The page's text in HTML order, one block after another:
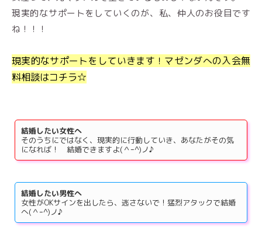
現実的なサポートをしていくのが、私、仲人のお役目です
ね！！！
現実的なサポートをしていきます！マゼンダへの入会無
料相談はコチラ☆
結婚したい女性へ
そのうちにではなく、現実的に行動していき、あなたがその気
になれば！ 結婚できますよ(＾ｰ^)ノ♪
結婚したい男性へ
女性がOKサインを出したら、逃さないで！猛烈アタックで結婚
へ(＾ｰ^)ノ♪